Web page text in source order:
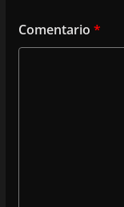
Comentario *